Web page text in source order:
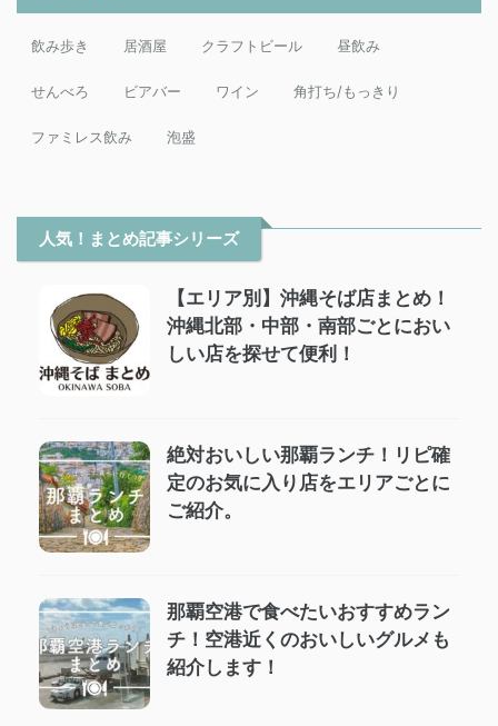
飲み歩き 居酒屋 クラフトビール 昼飲み
せんべろ ビアバー ワイン 角打ち/もっきり
ファミレス飲み 泡盛
人気！まとめ記事シリーズ
【エリア別】沖縄そば店まとめ！
沖縄北部・中部・南部ごとにおい
しい店を探せて便利！
絶対おいしい那覇ランチ！リピ確
定のお気に入り店をエリアごとに
ご紹介。
那覇空港で食べたいおすすめラン
チ！空港近くのおいしいグルメも
紹介します！